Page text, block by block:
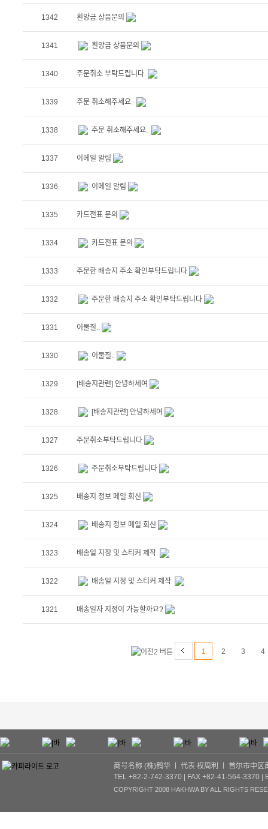
1342 흰앙금 상품문의
1341 흰앙금 상품문의
1340 주문취소 부탁드립니다.
1339 주문 취소해주세요.
1338 주문 취소해주세요.
1337 이메일 알림
1336 이메일 알림
1335 카드전표 문의
1334 카드전표 문의
1333 주문한 배송지 주소 확인부탁드립니다
1332 주문한 배송지 주소 확인부탁드립니다
1331 이물질..
1330 이물질..
1329 [배송지관련] 안녕하세여
1328 [배송지관련] 안녕하세여
1327 주문취소부탁드립니다
1326 주문취소부탁드립니다
1325 배송지 정보 메일 회신
1324 배송지 정보 메일 회신
1323 배송일 지정 및 스티커 제작
1322 배송일 지정 및 스티커 제작
1321 배송일자 지정이 가능할까요?
1 2 3 4
商号名称 (株)鹤华 ㅣ 代表 权周利 ㅣ 首尔市中
TEL +82-2-742-3370 | FAX +82-41-564-3370 |
COPYRIGHT 2008 HAKHWA BY ALL RIGHTS